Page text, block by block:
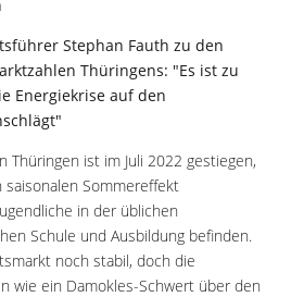
Stephan Fauth zu den
Thüringens: "Es ist zu
Energiekrise auf den
Thüringen ist im Juli 2022 gestiegen,
Sommereffekt
in der üblichen
Schule und Ausbildung befinden.
noch stabil, doch die
wie ein Damokles-Schwert über den